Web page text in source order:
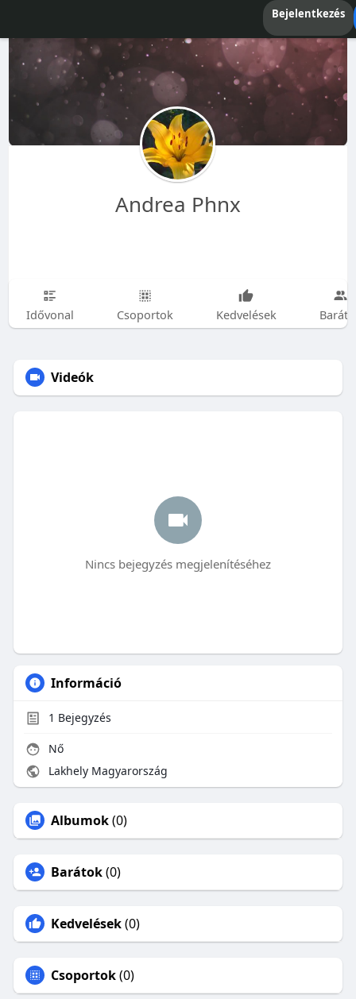
Bejelentkezés
Andrea Phnx
Idővonal Csoportok Kedvelések
Videók
Nincs bejegyzés megjelenítéséhez
Információ
1 Bejegyzés
Nő
Lakhely Magyarország
Albumok(0)
Barátok(0)
Kedvelések(0)
Csoportok(0)